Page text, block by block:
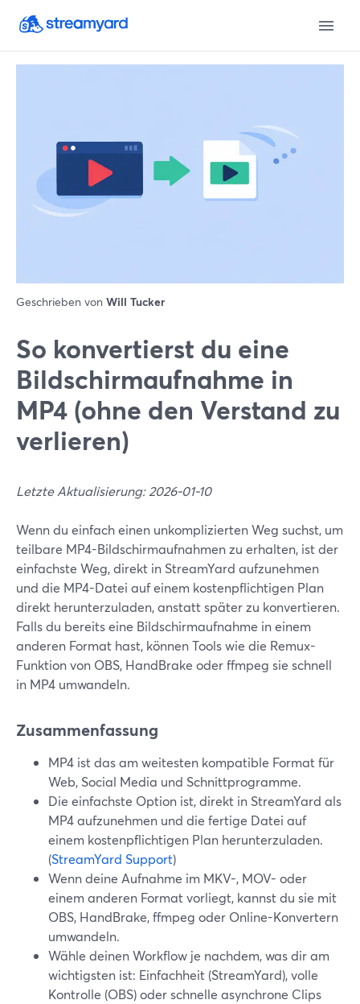
Geschrieben von Will Tucker
So konvertierst du eine
Bildschirmaufnahme in
MP4 (ohne den Verstand zu
verlieren)
Letzte Aktualisierung: 2026-01-10
Wenn du einfach einen unkomplizierten Weg suchst, um
teilbare MP4-Bildschirmaufnahmen zu erhalten, ist der
einfachste Weg, direkt in StreamYard aufzunehmen
und die MP4-Datei auf einem kostenpflichtigen Plan
direkt herunterzuladen, anstatt später zu konvertieren.
Falls du bereits eine Bildschirmaufnahme in einem
anderen Format hast, können Tools wie die Remux-
Funktion von OBS, HandBrake oder ffmpeg sie schnell
in MP4 umwandeln.
Zusammenfassung
MP4 ist das am weitesten kompatible Format für
Web, Social Media und Schnittprogramme.
Die einfachste Option ist, direkt in StreamYard als
MP4 aufzunehmen und die fertige Datei auf
einem kostenpflichtigen Plan herunterzuladen.
(StreamYard Support)
Wenn deine Aufnahme im MKV-, MOV- oder
einem anderen Format vorliegt, kannst du sie mit
OBS, HandBrake, ffmpeg oder Online-Konvertern
umwandeln.
Wähle deinen Workflow je nachdem, was dir am
wichtigsten ist: Einfachheit (StreamYard), volle
Kontrolle (OBS) oder schnelle asynchrone Clips